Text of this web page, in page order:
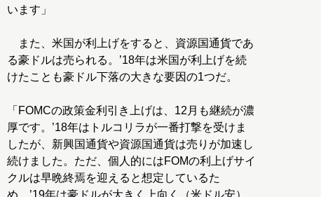
います」
また、米国が利上げをすると、資源国通貨であ
る豪ドルは売られる。’18年は米国が利上げを続
けたことも豪ドル下落の大きな要因の1つだ。
「FOMCの政策金利引き上げは、12月も継続が濃
厚です。’18年はトルコリラが一番打撃を受けま
したが、新興国通貨や資源国通貨は売りが加速し
続けました。ただ、個人的にはFOMの利上げサイ
クルは早晩終焉を迎えると想定しているた